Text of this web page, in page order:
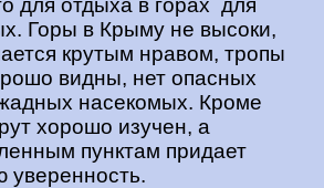
для отдыха в горах для
Горы в Крыму не высоки,
крутым нравом, тропы
видны, нет опасных
насекомых. Кроме
хорошо изучен, а
пунктам придает
уверенность.